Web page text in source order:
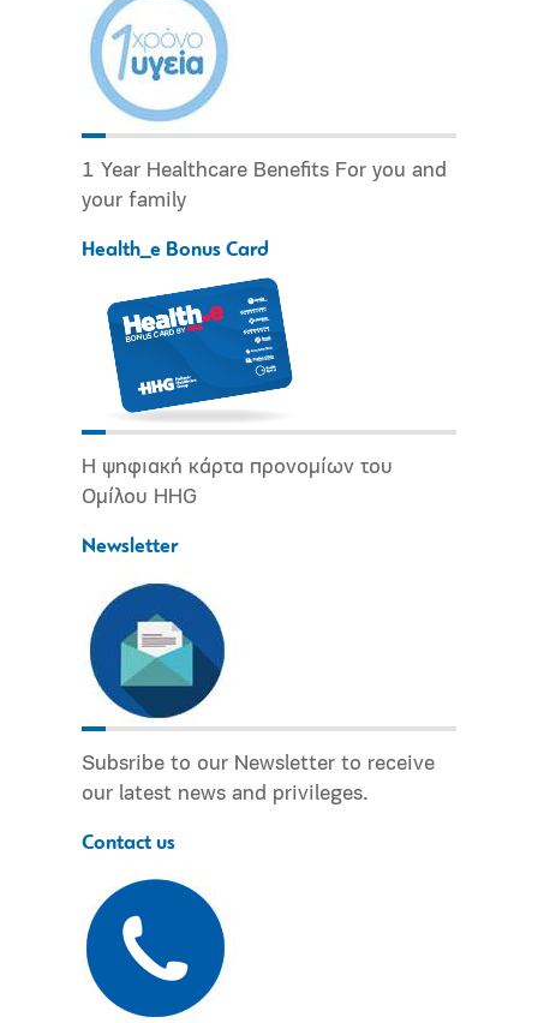
1 Year Healthcare Benefits For you and
your family
Health_e Bonus Card
Η ψηφιακή κάρτα προνομίων του
Ομίλου HHG
Newsletter
Subsribe to our Newsletter to receive
our latest news and privileges.
Contact us